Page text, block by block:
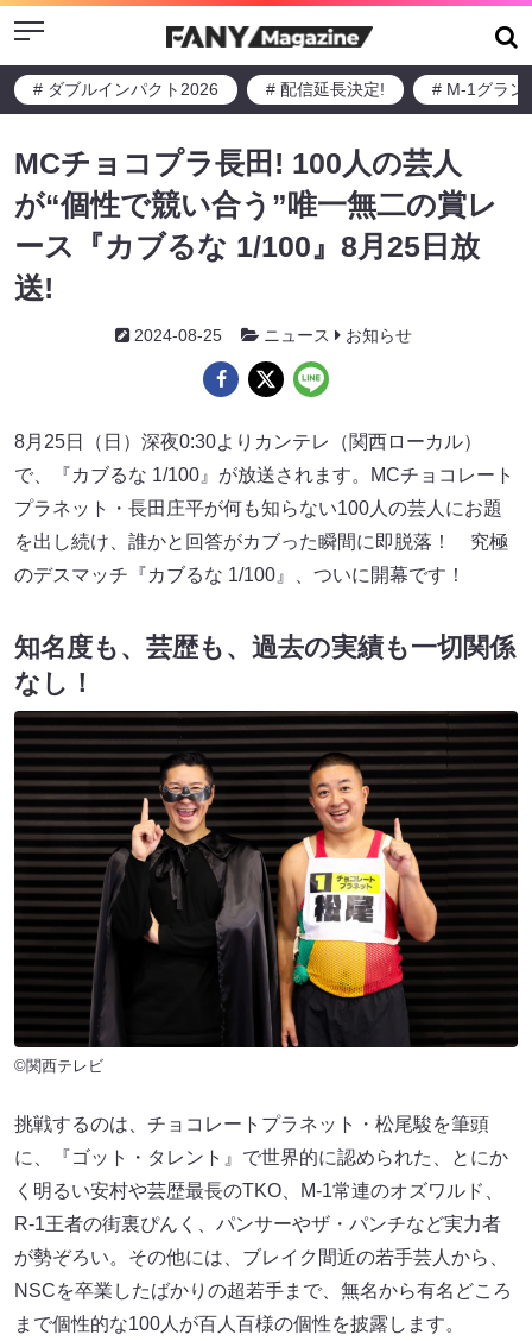
Menu
# ダブルインパクト2026 # 配信延長決定! # M-1グラン
MCチョコプラ長田! 100人の芸人
が“個性で競い合う”唯一無二の賞レ
ース『カブるな 1/100』8月25日放
送!
2024-08-25 ニュース お知らせ
8月25日（日）深夜0:30よりカンテレ（関西ローカル）
で、『カブるな 1/100』が放送されます。MCチョコレート
プラネット・長田庄平が何も知らない100人の芸人にお題
を出し続け、誰かと回答がカブった瞬間に即脱落！ 究極
のデスマッチ『カブるな 1/100』、ついに開幕です！
知名度も、芸歴も、過去の実績も一切関係
なし！
©関西テレビ
挑戦するのは、チョコレートプラネット・松尾駿を筆頭
に、『ゴット・タレント』で世界的に認められた、とにか
く明るい安村や芸歴最長のTKO、M-1常連のオズワルド、
R-1王者の街裏ぴんく、パンサーやザ・パンチなど実力者
が勢ぞろい。その他には、ブレイク間近の若手芸人から、
NSCを卒業したばかりの超若手まで、無名から有名どころ
まで個性的な100人が百人百様の個性を披露します。